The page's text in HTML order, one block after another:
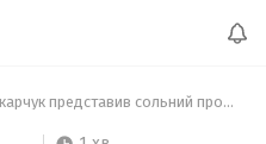
Вакарчук представив сольний проект